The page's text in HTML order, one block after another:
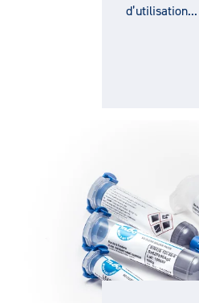
d’utilisation...